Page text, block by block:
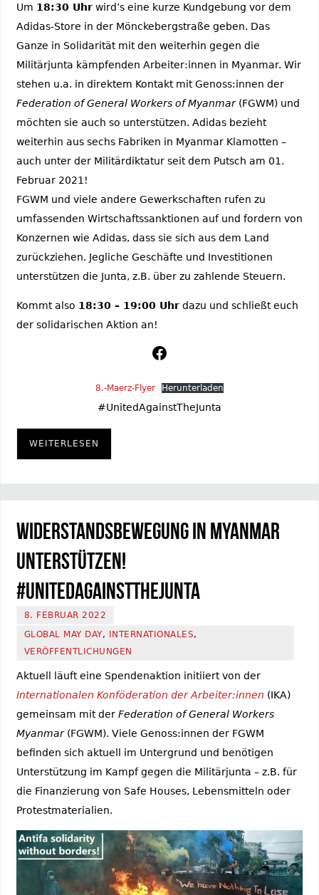
Um 18:30 Uhrwird’s eine kurze Kundgebung vor dem
Adidas-Store in der Mönckebergstraße geben. Das
Ganze in Solidarität mit den weiterhin gegen die
Militärjunta kämpfenden Arbeiter:innen in Myanmar. Wir
stehen u.a. in direktem Kontakt mit Genoss:innen der
Federation of General Workers of Myanmar(FGWM) und
möchten sie auch so unterstützen. Adidas bezieht
weiterhin aus sechs Fabriken in Myanmar Klamotten –
auch unter der Militärdiktatur seit dem Putsch am 01.
Februar 2021!
FGWM und viele andere Gewerkschaften rufen zu
umfassenden Wirtschaftssanktionen auf und fordern von
Konzernen wie Adidas, dass sie sich aus dem Land
zurückziehen. Jegliche Geschäfte und Investitionen
unterstützen die Junta, z.B. über zu zahlende Steuern.
Kommt also 18:30 – 19:00 Uhrdazu und schließt euch
der solidarischen Aktion an!
8.-Maerz-Flyer Herunterladen
#UnitedAgainstTheJunta
WEITERLESEN
Widerstandsbewegung in Myanmar
unterstützen!
#UnitedAgainstTheJunta
8. FEBRUAR 2022
GLOBAL MAY DAY, INTERNATIONALES,
VERÖFFENTLICHUNGEN
Aktuell läuft eine Spendenaktion initiiert von der
Internationalen Konföderation der Arbeiter:innen (IKA)
gemeinsam mit der Federation of General Workers
Myanmar (FGWM). Viele Genoss:innen der FGWM
befinden sich aktuell im Untergrund und benötigen
Unterstützung im Kampf gegen die Militärjunta – z.B. für
die Finanzierung von Safe Houses, Lebensmitteln oder
Protestmaterialien.